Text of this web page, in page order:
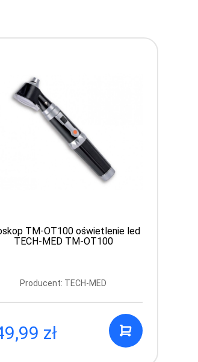
TM-OT100 oświetlenie led
TECH-MED TM-OT100
Producent: TECH-MED
zł